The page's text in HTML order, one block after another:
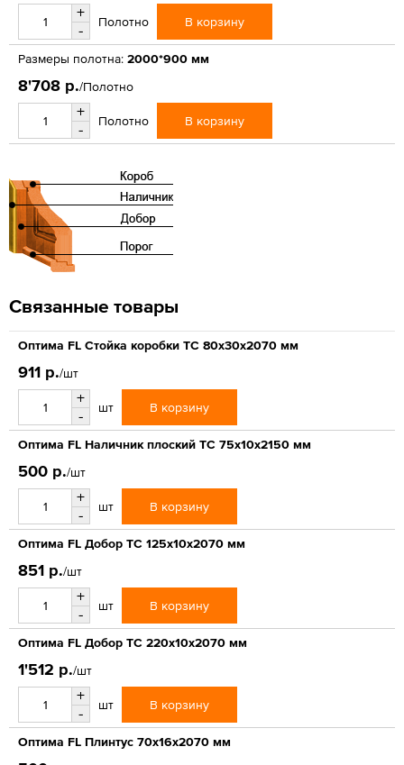
+
-
Полотно В корзину
Размеры полотна: 2000*900 мм
8'708 р./Полотно
+
-
Полотно В корзину
Связанные товары
Оптима FL Стойка коробки ТС 80х30х2070 мм
911 р./шт
+
-
шт В корзину
Оптима FL Наличник плоский ТС 75х10х2150 мм
500 р./шт
+
-
шт В корзину
Оптима FL Добор ТС 125х10х2070 мм
851 р./шт
+
-
шт В корзину
Оптима FL Добор ТС 220х10х2070 мм
1'512 р./шт
+
-
шт В корзину
Оптима FL Плинтус 70х16х2070 мм